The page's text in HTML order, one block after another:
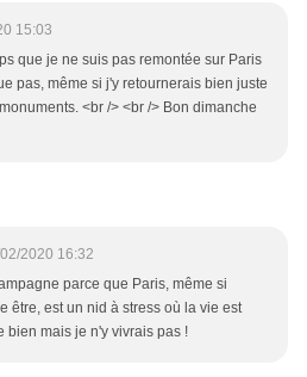
15:03
que je ne suis pas remontée sur Paris
pas, même si j'y retournerais bien juste
<br /> <br /> Bon dimanche
2020 16:32
parce que Paris, même si
être, est un nid à stress où la vie est
bien mais je n'y vivrais pas !